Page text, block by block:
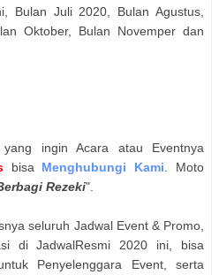
Bulan Juli 2020, Bulan Agustus,
Oktober, Bulan Novemper dan
ingin Acara atau Eventnya
bisa Menghubungi Kami . Moto
Rezeki".
seluruh Jadwal Event & Promo,
di JadwalResmi 2020 ini, bisa
Penyelenggara Event, serta